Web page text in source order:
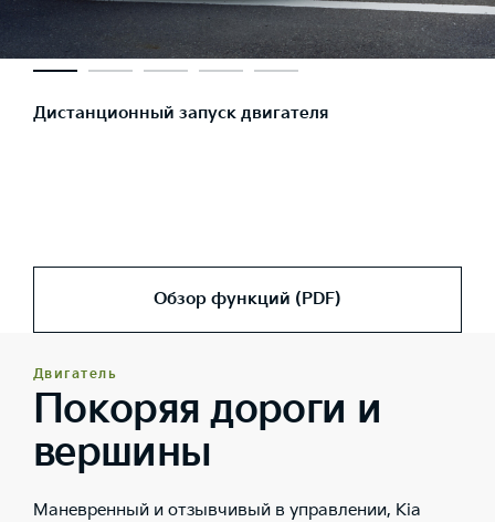
Дистанционный запуск двигателя
Обзор функций (PDF)
Двигатель
Покоряя дороги и
вершины
Маневренный и отзывчивый в управлении, Kia